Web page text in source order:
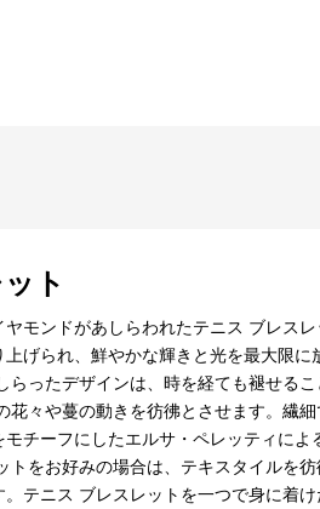
ト
モンドがあしらわれたテニス ブレス
げられ、鮮やかな輝きと光を最大限
らったデザインは、時を経ても褪せる
花々や蔓の動きを彷彿とさせます。繊
チーフにしたエルサ・ペレッティに
トをお好みの場合は、テキスタイルを
テニス ブレスレットを一つで身に着